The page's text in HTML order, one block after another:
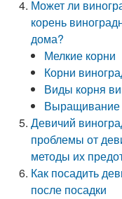
Может ли
корень
дома?
Мелкие корни
Корни
Виды корня
Выращивание
Девичий
проблемы от
методы их
Как посадить
после посадки